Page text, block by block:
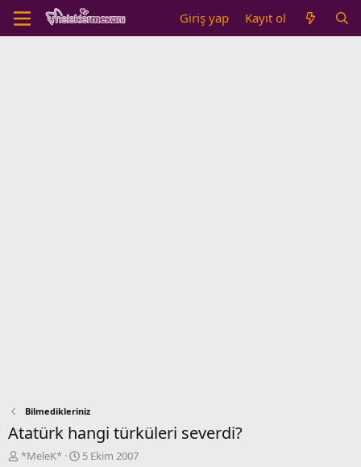
Giriş yap Kayıt ol
Bilmedikleriniz
Atatürk hangi türküleri severdi?
K
*MeleK*
B
5 Ekim 2007